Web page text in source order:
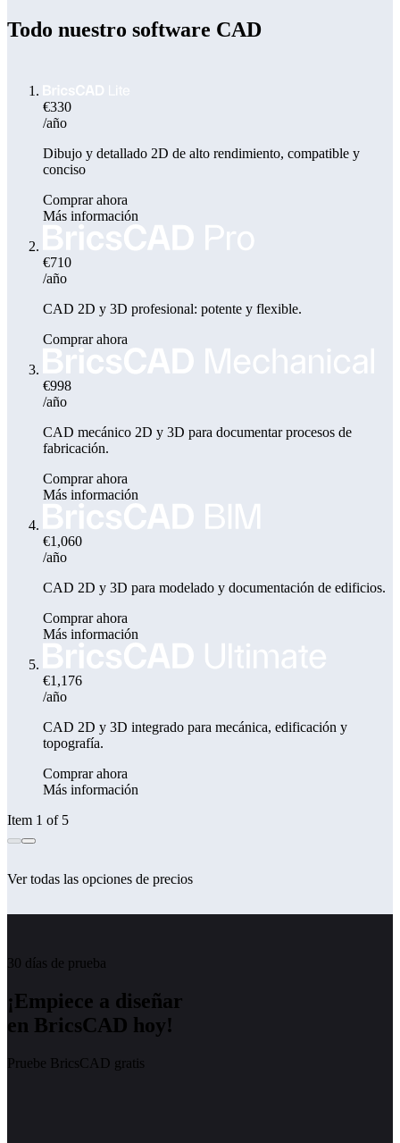
Todo nuestro software CAD
€330
/año
Dibujo y detallado 2D de alto rendimiento, compatible y
conciso
Comprar ahora
Más información
€710
/año
CAD 2D y 3D profesional: potente y flexible.
Comprar ahora
€998
/año
CAD mecánico 2D y 3D para documentar procesos de
fabricación.
Comprar ahora
Más información
€1,060
/año
CAD 2D y 3D para modelado y documentación de edificios.
Comprar ahora
Más información
€1,176
/año
CAD 2D y 3D integrado para mecánica, edificación y
topografía.
Comprar ahora
Más información
Item 1 of 5
Ver todas las opciones de precios
30 días de prueba
¡Empiece a diseñar
en BricsCAD hoy!
Pruebe BricsCAD gratis